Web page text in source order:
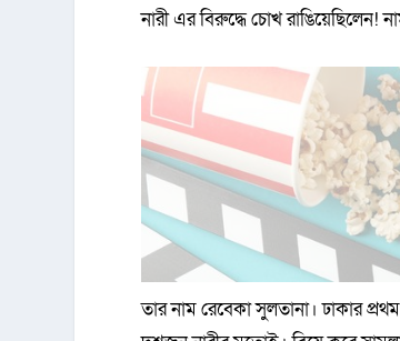
নারী এর বিরুদ্ধে চোখ রাঙিয়েছিলেন!
তার নাম রেবেকা সুলতানা। ঢাকার